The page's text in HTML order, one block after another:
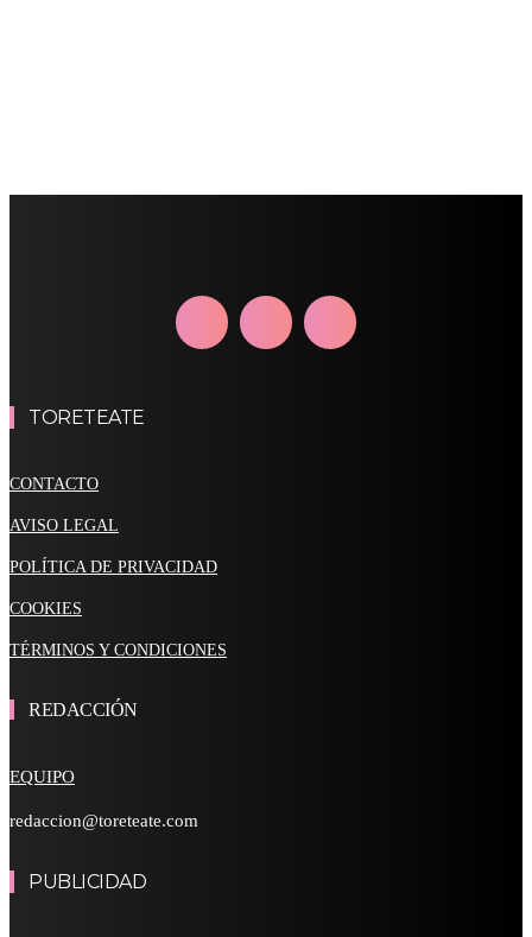
TORETEATE
CONTACTO
AVISO LEGAL
POLÍTICA DE PRIVACIDAD
COOKIES
TÉRMINOS Y CONDICIONES
REDACCIÓN
EQUIPO
redaccion@toreteate.com
PUBLICIDAD